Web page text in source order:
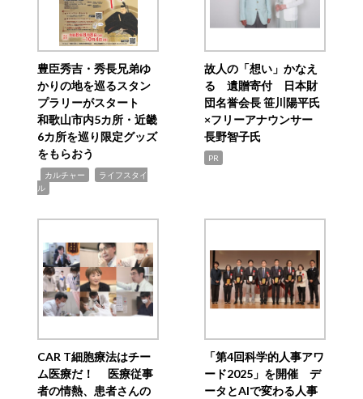
豊臣秀吉・秀長兄弟ゆ
かりの地を巡るスタン
プラリーがスタート
和歌山市内5カ所・近畿
6カ所を巡り限定グッズ
をもらおう
カルチャー
ライフスタイ
ル
故人の「想い」かなえ
る 遺贈寄付 日本財
団名誉会長 笹川陽平氏
×フリーアナウンサー
長野智子氏
PR
CAR T細胞療法はチー
ム医療だ！ 医療従事
者の情熱、患者さんの
「第4回科学的人事アワ
ード2025」を開催 デ
ータとAIで変わる人事